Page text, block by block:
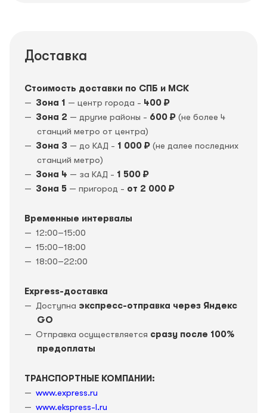
Доставка
Стоимость доставки по СПБ и МСК
Зона 1 — центр города - 400 ₽
Зона 2 — другие районы - 600 ₽ (не более 4
станций метро от центра)
Зона 3 — до КАД - 1 000 ₽ (не далее последних
станций метро)
Зона 4 — за КАД - 1 500 ₽
Зона 5 — пригород - от 2 000 ₽
Временные интервалы
12:00–15:00
15:00–18:00
18:00–22:00
Express-доставка
Доступна экспресс-отправка через Яндекс
GO
Отправка осуществляется сразу после 100%
предоплаты
ТРАНСПОРТНЫЕ КОМПАНИИ:
www.express.ru
www.ekspress-l.ru